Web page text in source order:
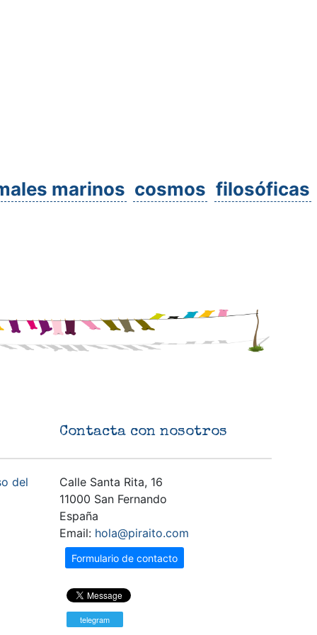
marinos cosmos filosóficas
del
Contacta con nosotros
Calle Santa Rita, 16
11000 San Fernando
España
Email: hola@piraito.com
Formulario de contacto
telegram